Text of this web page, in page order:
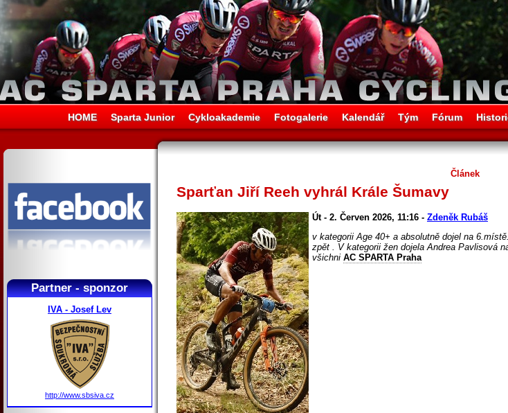
HOME Sparta Junior Cykloakademie Fotogalerie Kalendář Tým Fórum
Partner - sponzor
IVA - Josef Lev
http://www.sbsiva.cz
Článek
Sparťan Jiří Reeh vyhrál Krále Šumavy
Út - 2. Červen 2026, 11:16 - Zdeněk Rubáš
v kategorii Age 40+ a absolutně dojel na
zpět . V kategorii žen dojela Andrea Pavlisová
všichni AC SPARTA Praha